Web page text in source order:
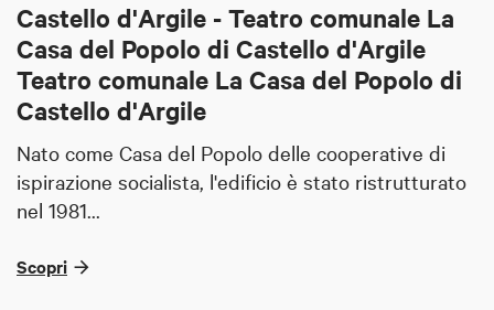
Castello d'Argile - Teatro comunale La
Casa del Popolo di Castello d'Argile
Teatro comunale La Casa del Popolo di
Castello d'Argile
Nato come Casa del Popolo delle cooperative di
ispirazione socialista, l'edificio è stato ristrutturato
nel 1981...
Scopri